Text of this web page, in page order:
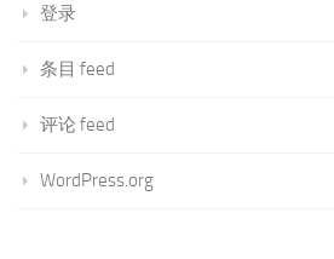
登录
条目 feed
评论 feed
WordPress.org